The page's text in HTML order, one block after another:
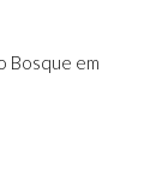
Bosque em